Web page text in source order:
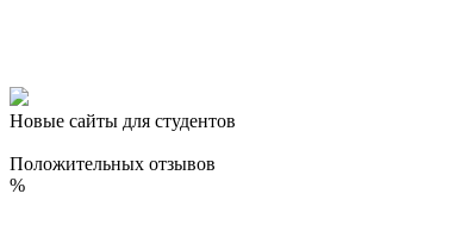
Новые сайты для студентов
Положительных отзывов
%